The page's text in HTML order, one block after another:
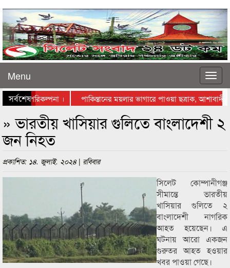
Menu
সর্বশেষ
স্থাপনের পরিকল্পনা ।
পাকিস্তানের ময়লার ভাগারে পাওয়া ছত্রাক, আশাবাদী
নামলেন ব্যবসায়ীরা
» ভারতীয় খাসিয়ার গুলিতে বাংলাদেশী ২
জন নিহত
প্রকাশিত: ১৪. জুলাই. ২০২৪ | রবিবার
সিলেট কোম্পানীগঞ্জ
সীমান্তে ভারতীয়
খাসিয়ার গুলিতে ২
বাংলাদেশী নাগরিক
আহত হয়েছেন। এ
ঘটনায় আরো একজন
গুরুতর আহত হওয়ার
খবর পাওয়া গেছে।